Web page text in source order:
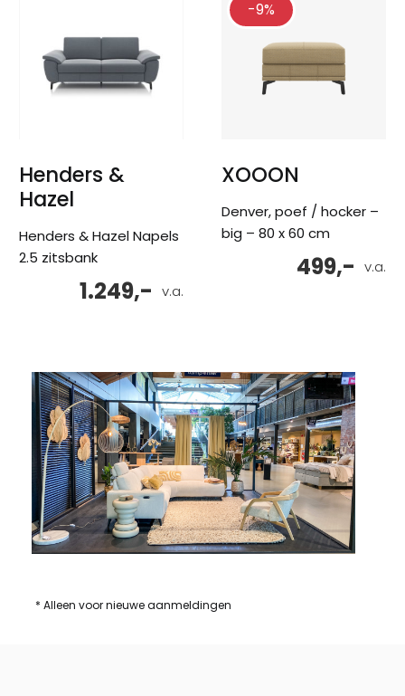
Henders &
Hazel
Henders & Hazel Napels
2.5 zitsbank
v.a.
1.249,-
-9%
XOOON
Denver, poef / hocker –
big – 80 x 60 cm
v.a.
499,-
* Alleen voor nieuwe aanmeldingen